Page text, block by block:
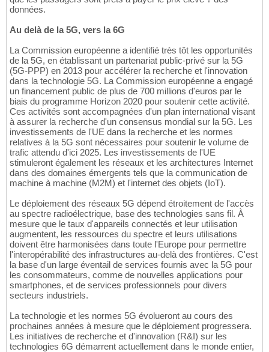
données.
Au delà de la 5G, vers la 6G
La Commission européenne a identifié très tôt les opportunités
de la 5G, en établissant un partenariat public-privé sur la 5G
(5G-PPP) en 2013 pour accélérer la recherche et l'innovation
dans la technologie 5G. La Commission européenne a engagé
un financement public de plus de 700 millions d'euros par le
biais du programme Horizon 2020 pour soutenir cette activité.
Ces activités sont accompagnées d'un plan international visant
à assurer la recherche d'un consensus mondial sur la 5G. Les
investissements de l'UE dans la recherche et les normes
relatives à la 5G sont nécessaires pour soutenir le volume de
trafic attendu d'ici 2025. Les investissements de l'UE
stimuleront également les réseaux et les architectures Internet
dans des domaines émergents tels que la communication de
machine à machine (M2M) et l'internet des objets (IoT).
Le déploiement des réseaux 5G dépend étroitement de l'accès
au spectre radioélectrique, base des technologies sans fil. À
mesure que le taux d'appareils connectés et leur utilisation
augmentent, les ressources du spectre et leurs utilisations
doivent être harmonisées dans toute l'Europe pour permettre
l'interopérabilité des infrastructures au-delà des frontières. C'est
la base d'un large éventail de services fournis avec la 5G pour
les consommateurs, comme de nouvelles applications pour
smartphones, et de services professionnels pour divers
secteurs industriels.
La technologie et les normes 5G évolueront au cours des
prochaines années à mesure que le déploiement progressera.
Les initiatives de recherche et d'innovation (R&I) sur les
technologies 6G démarrent actuellement dans le monde entier,